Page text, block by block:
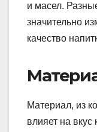
и масел.
значительно
качество
Материал, из
влияет на